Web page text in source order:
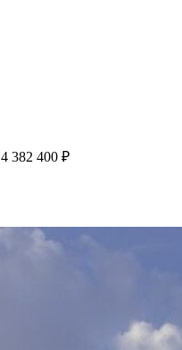
4 382 400 ₽